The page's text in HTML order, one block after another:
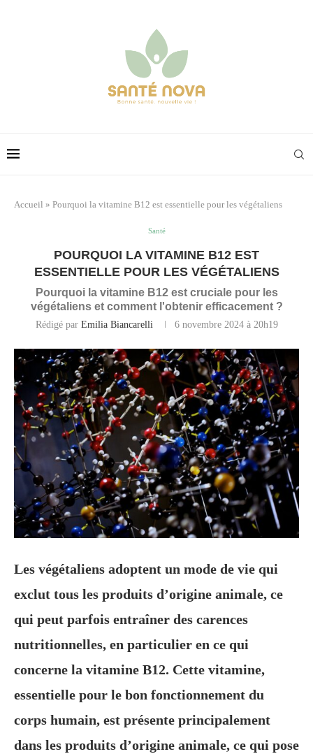
Accueil » Pourquoi la vitamine B12 est essentielle pour les végétaliens
Santé
POURQUOI LA VITAMINE B12 EST
ESSENTIELLE POUR LES VÉGÉTALIENS
Pourquoi la vitamine B12 est cruciale pour les
végétaliens et comment l'obtenir efficacement ?
Rédigé par Emilia Biancarelli 6 novembre 2024 à 20h19
Les végétaliens adoptent un mode de vie qui
exclut tous les produits d’origine animale, ce
qui peut parfois entraîner des carences
nutritionnelles, en particulier en ce qui
concerne la vitamine B12. Cette vitamine,
essentielle pour le bon fonctionnement du
corps humain, est présente principalement
dans les produits d’origine animale, ce qui pose